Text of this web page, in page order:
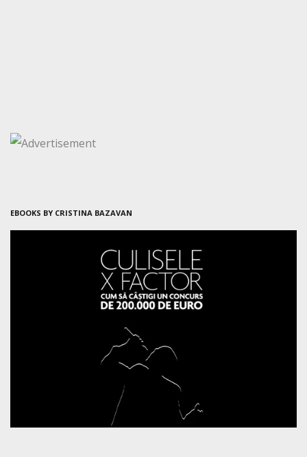
EBOOKS BY CRISTINA BAZAVAN